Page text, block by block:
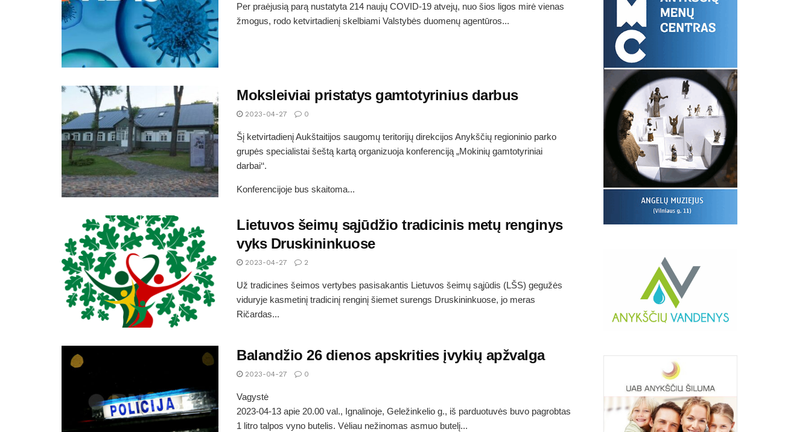
Per praėjusią parą nustatyta 214 naujų COVID-19 atvejų, nuo šios ligos mirė vienas
žmogus, rodo ketvirtadienį skelbiami Valstybės duomenų agentūros...
Moksleiviai pristatys gamtotyrinius darbus
2023-04-27 0
Šį ketvirtadienį Aukštaitijos saugomų teritorijų direkcijos Anykščių regioninio parko
grupės specialistai šeštą kartą organizuoja konferenciją „Mokinių gamtotyriniai
darbai‘‘.
Konferencijoje bus skaitoma...
Lietuvos šeimų sąjūdžio tradicinis metų renginys
vyks Druskininkuose
2023-04-27 2
Už tradicines šeimos vertybes pasisakantis Lietuvos šeimų sąjūdis (LŠS) gegužės
viduryje kasmetinį tradicinį renginį šiemet surengs Druskininkuose, jo meras
Ričardas...
Balandžio 26 dienos apskrities įvykių apžvalga
2023-04-27 0
Vagystė
2023-04-13 apie 20.00 val., Ignalinoje, Geležinkelio g., iš parduotuvės buvo pagrobtas
1 litro talpos vyno butelis. Vėliau nežinomas asmuo butelį...